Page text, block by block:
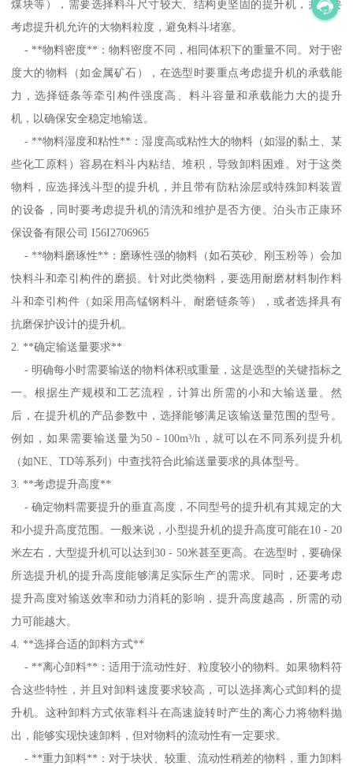
煤块等），需要选择料斗尺寸较大、结构更坚固的提升机，并且要
考虑提升机允许的大物料粒度，避免料斗堵塞。
- **物料密度**：物料密度不同，相同体积下的重量不同。对于密
度大的物料（如金属矿石），在选型时要重点考虑提升机的承载能
力，选择链条等牵引构件强度高、料斗容量和承载能力大的提升
机，以确保安全稳定地输送。
- **物料湿度和粘性**：湿度高或粘性大的物料（如湿的黏土、某
些化工原料）容易在料斗内粘结、堆积，导致卸料困难。对于这类
物料，应选择浅斗型的提升机，并且带有防粘涂层或特殊卸料装置
的设备，同时要考虑提升机的清洗和维护是否方便。泊头市正康环
保设备有限公司 I56I2706965
- **物料磨琢性**：磨琢性强的物料（如石英砂、刚玉粉等）会加
快料斗和牵引构件的磨损。针对此类物料，要选用耐磨材料制作料
斗和牵引构件（如采用高锰钢料斗、耐磨链条等），或者选择具有
抗磨保护设计的提升机。
2. **确定输送量要求**
- 明确每小时需要输送的物料体积或重量，这是选型的关键指标之
一。根据生产规模和工艺流程，计算出所需的小和大输送量。然
后，在提升机的产品参数中，选择能够满足该输送量范围的型号。
例如，如果需要输送量为50 - 100m³/h，就可以在不同系列提升机
（如NE、TD等系列）中查找符合此输送量要求的具体型号。
3. **考虑提升高度**
- 确定物料需要提升的垂直高度，不同型号的提升机有其规定的大
和小提升高度范围。一般来说，小型提升机的提升高度可能在10 - 20
米左右，大型提升机可以达到30 - 50米甚至更高。在选型时，要确保
所选提升机的提升高度能够满足实际生产的需求。同时，还要考虑
提升高度对输送效率和动力消耗的影响，提升高度越高，所需的动
力可能越大。
4. **选择合适的卸料方式**
- **离心卸料**：适用于流动性好、粒度较小的物料。如果物料符
合这些特性，并且对卸料速度要求较高，可以选择离心式卸料的提
升机。这种卸料方式依靠料斗在高速旋转时产生的离心力将物料抛
出，能够实现快速卸料，但对物料的流动性有一定要求。
- **重力卸料**：对于块状、较重、流动性稍差的物料，重力卸料